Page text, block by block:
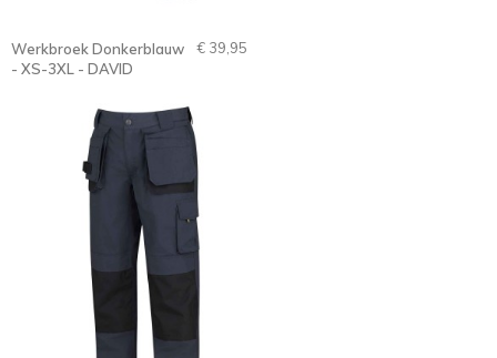
Werkbroek Donkerblauw
- XS-3XL - DAVID
€ 39,95